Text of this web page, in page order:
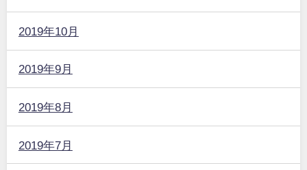
2019年10月
2019年9月
2019年8月
2019年7月